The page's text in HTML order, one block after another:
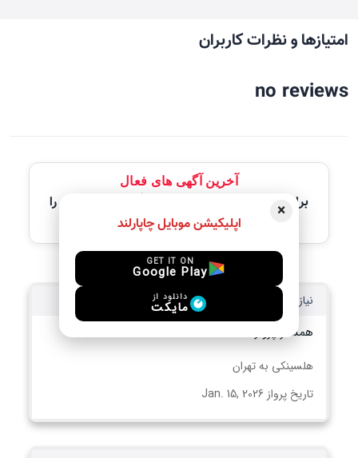
امتیازها و نظرات کاربران
no reviews
آخرین آگهی های فعال
برای مشاهده جزئیات کامل، لطفاً آگهی مورد نظر را
انتخاب کنید
نیاز به همسفر
همسفر پرواز
هلسینکی به تهران
تاریخ پرواز Jan. 15, 2026
×
اپلیکیشن موبایل چاپارلند
GET IT ON
Google Play
دانلود از
مایکت